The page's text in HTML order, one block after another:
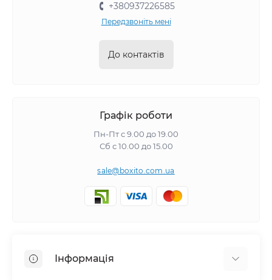
+380937226585
Передзвоніть мені
До контактів
Графік роботи
Пн-Пт с 9.00 до 19.00
Сб с 10.00 до 15.00
sale@boxito.com.ua
Інформація